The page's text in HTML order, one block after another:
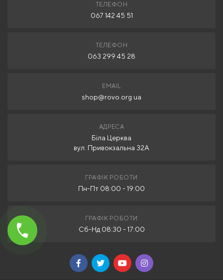
ТЕЛЕФОН
067 142 45 51
ТЕЛЕФОН
063 299 45 28
EMAIL
shop@rovo.org.ua
АДРЕСА
Біла Церква
вул. Привокзальна 32А
ГРАФІК РОБОТИ
Пн-Пт 08:00 - 19:00
ГРАФІК РОБОТИ
Сб-Нд 08:30 - 17:00